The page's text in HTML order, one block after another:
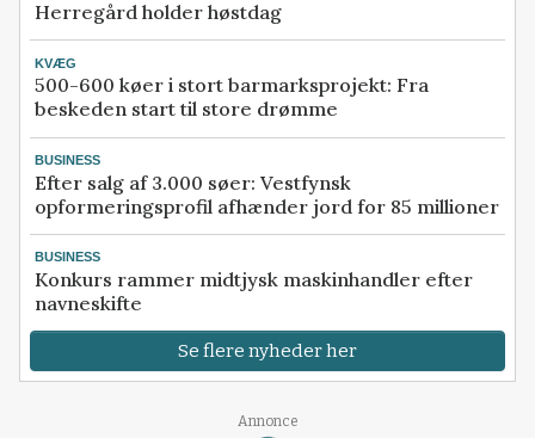
Herregård holder høstdag
KVÆG
500-600 køer i stort barmarksprojekt: Fra
beskeden start til store drømme
BUSINESS
Efter salg af 3.000 søer: Vestfynsk
opformeringsprofil afhænder jord for 85 millioner
BUSINESS
Konkurs rammer midtjysk maskinhandler efter
navneskifte
Se flere nyheder her
Annonce